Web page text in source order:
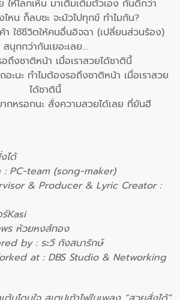
ให้โลกเห็น มาเติมเต็มตัวเอง กันดีกว่า
หน ก็ลบซะ จะมัวไปทุกข์ ทำไมกัน?
า ใช้ชีวิตให้คนอื่นอิจฉา (เปลี่ยนส่วนร้อง)
สนุกกว่ากันเยอะเลย…
ถึงชาติหน้า เมื่อเราสวยได้ชาตินี้
ะนะ ทำไมต้องรอถึงชาติหน้า เมื่อเราสวย
ได้ชาตินี้
กหรอกนะ สั่งความสวยได้เลย ที่ยันฮี
ได้
PC-team (song-maker)
& Producer & Lyric Creator :
Kasi
ร ห้วยหงส์ทอง
by : ระวี กังสนารักษ์
at : DBS Studio & Networking